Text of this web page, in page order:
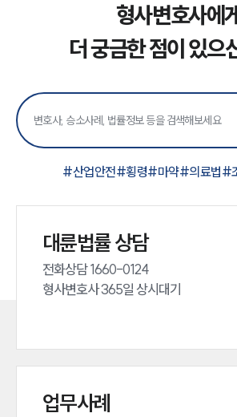
형사변호사에게
더 궁금한 점이 있으
#산업안전#횡령#마약#의료법#
대륜법률 상담
전화상담 1660-0124
형사변호사 365일 상시대기
업무사례